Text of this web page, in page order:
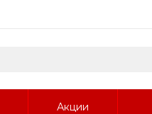
Акции